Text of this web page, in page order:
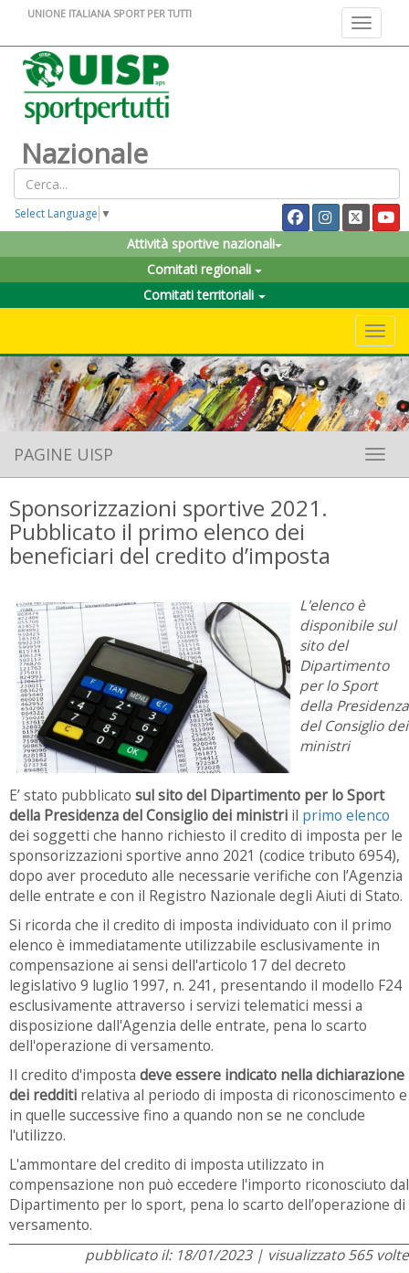
Toggle
UNIONE ITALIANA SPORT PER TUTTI
Nazionale
Select Language ▼
Attività sportive nazionali
Comitati regionali
Comitati territoriali
PAGINE UISP
Sponsorizzazioni sportive 2021.
Pubblicato il primo elenco dei
beneficiari del credito d’imposta
L'elenco è
disponibile sul
sito del
Dipartimento
per lo Sport
della Presidenza
del Consiglio dei
ministri
E’ stato pubblicato sul sito del Dipartimento per lo Sport
della Presidenza del Consiglio dei ministri il primo elenco
dei soggetti che hanno richiesto il credito di imposta per le
sponsorizzazioni sportive anno 2021 (codice tributo 6954),
dopo aver proceduto alle necessarie verifiche con l’Agenzia
delle entrate e con il Registro Nazionale degli Aiuti di Stato.
Si ricorda che il credito di imposta individuato con il primo
elenco è immediatamente utilizzabile esclusivamente in
compensazione ai sensi dell'articolo 17 del decreto
legislativo 9 luglio 1997, n. 241, presentando il modello F24
esclusivamente attraverso i servizi telematici messi a
disposizione dall'Agenzia delle entrate, pena lo scarto
dell'operazione di versamento.
Il credito d'imposta deve essere indicato nella dichiarazione
dei redditi relativa al periodo di imposta di riconoscimento e
in quelle successive fino a quando non se ne conclude
l'utilizzo.
L'ammontare del credito di imposta utilizzato in
compensazione non può eccedere l'importo riconosciuto dal
Dipartimento per lo sport, pena lo scarto dell’operazione di
versamento.
pubblicato il: 18/01/2023 | visualizzato 565 volte